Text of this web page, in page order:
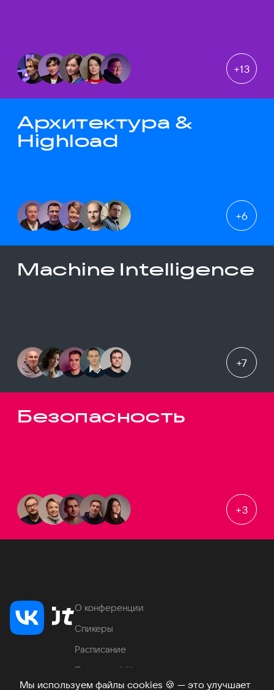
Мы используем файлы cookies 🍪 — это улучшает
+13
Архитектура &
Highload
+6
Machine Intelligence
+7
Безопасность
+3
О конференции
Спикеры
Расписание
Продукты VK